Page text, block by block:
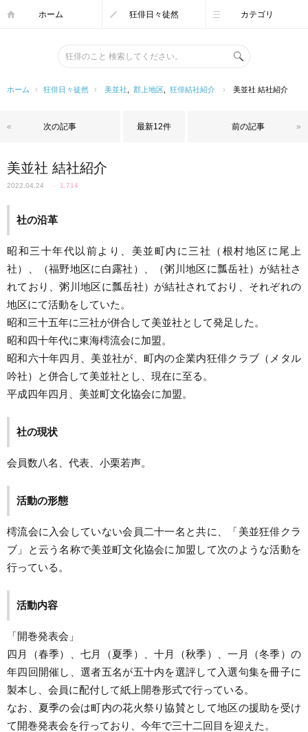
ホーム 狂俳日々徒然 カテゴリ
ホーム › 狂俳日々徒然 › 美並社 郡上地区 狂俳結社紹介 › 美並社 結社紹介
次の記事
« 最新12件 前の記事 »
美並社 結社紹介
2022.04.24 ✓ 1,714
社の沿革
昭和三十年代以前より、美並町内に三社（根村地区に尾上
社）、（福野地区に白露社）、（粥川地区に瓢岳社）が結社さ
れており、粥川地区に瓢岳社）が結社されており、それぞれの
地区にて活動をしていた。
昭和三十五年に三社が併合して美並社として発足した。
昭和四十年代に東海樗流会に加盟。
昭和六十年四月、美並社が、町内の企業内狂俳クラブ（メタル
吟社）と併合して美並社とし、現在に至る。
平成四年四月、美並町文化協会に加盟。
社の現状
会員数八名、代表、小栗若声。
活動の形態
樗流会に入会していない会員二十一名と共に、「美並狂俳クラ
ブ」と云う名称で美並町文化協会に加盟して次のような活動を
行っている。
活動内容
「開巻発表会」
四月（春季）、七月（夏季）、十月（秋季）、一月（冬季）の
年四回開催し、選者五名が五十内を選評して入選句集を冊子に
製本し、会員に配付して紙上開巻形式で行っている。
なお、夏季の会は町内の花火祭り協賛として地区の援助を受け
て開巻発表会を行っており、今年で三十二回目を迎えた。